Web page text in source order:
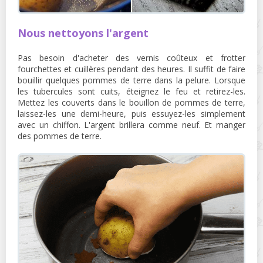
Nous nettoyons l'argent
Pas besoin d'acheter des vernis coûteux et frotter
fourchettes et cuillères pendant des heures. Il suffit de faire
bouillir quelques pommes de terre dans la pelure. Lorsque
les tubercules sont cuits, éteignez le feu et retirez-les.
Mettez les couverts dans le bouillon de pommes de terre,
laissez-les une demi-heure, puis essuyez-les simplement
avec un chiffon. L'argent brillera comme neuf. Et manger
des pommes de terre.